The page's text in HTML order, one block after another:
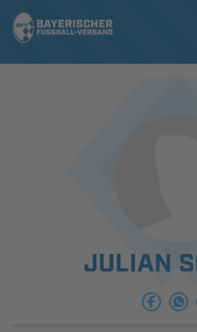
SPIELBETRIEB &
AUSBILDUNG & FÖRDERUNG
JULIAN